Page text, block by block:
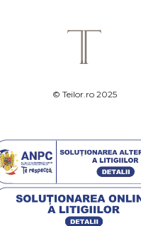
© Teilor.ro 2025